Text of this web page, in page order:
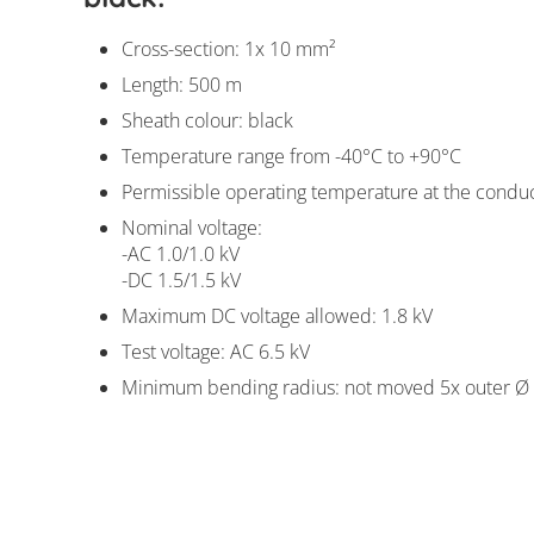
Cross-section: 1x 10 mm²
Length: 500 m
Sheath colour: black
Temperature range from -40°C to +90°C
Permissible operating temperature at the
Nominal voltage:
-AC 1.0/1.0 kV
-DC 1.5/1.5 kV
Maximum DC voltage allowed: 1.8 kV
Test voltage: AC 6.5 kV
Minimum bending radius: not moved 5x outer Ø